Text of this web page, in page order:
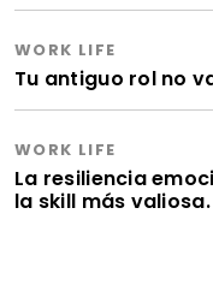
WORK LIFE
Tu antiguo rol no
WORK LIFE
La resiliencia
la skill más